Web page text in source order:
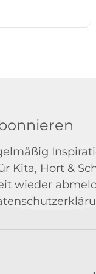
Kita, Hort &
wieder